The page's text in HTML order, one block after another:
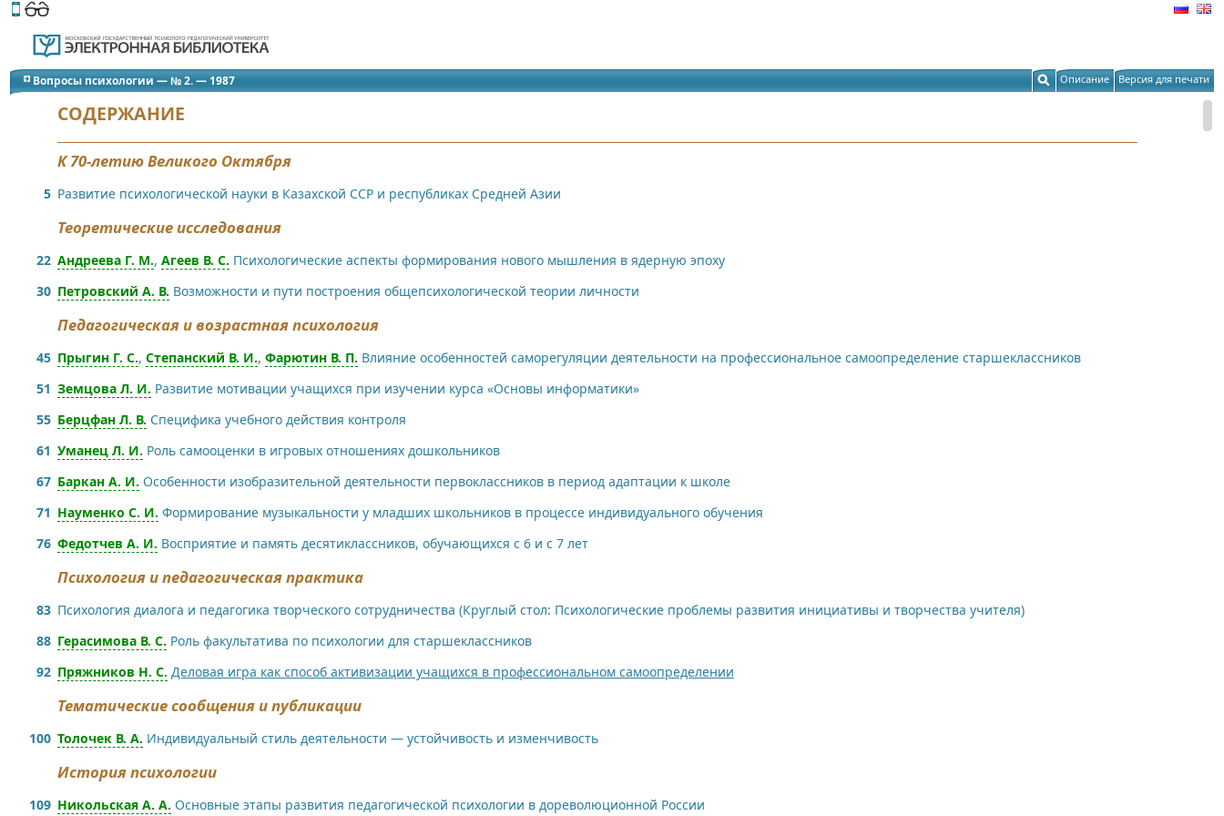
Этот сайт поддерживает
Вопросы психологии — № 2. — 1987 Описание Версия для печати
СОДЕРЖАНИЕ
К 70-летию Великого Октября
5 Развитие психологической науки в Казахской ССР и республиках Средней Азии
Теоретические исследования
22 Андреева Г. М.,Агеев В. С. Психологические аспекты формирования нового мышления в ядерную эпоху
30 Петровский А. В. Возможности и пути построения общепсихологической теории личности
Педагогическая и возрастная психология
45 Прыгин Г. С.,Степанский В. И.,Фарютин В. П. Влияние особенностей саморегуляции деятельности на профессиональное самоопределение старшеклассников
51 Земцова Л. И. Развитие мотивации учащихся при изучении курса «Основы информатики»
55 Берцфан Л. В. Специфика учебного действия контроля
61 Уманец Л. И. Роль самооценки в игровых отношениях дошкольников
67 Баркан А. И. Особенности изобразительной деятельности первоклассников в период адаптации к школе
71 Науменко С. И. Формирование музыкальности у младших школьников в процессе индивидуального обучения
76 Федотчев А. И. Восприятие и память десятиклассников, обучающихся с 6 и с 7 лет
Психология и педагогическая практика
83 Психология диалога и педагогика творческого сотрудничества (Круглый стол: Психологические проблемы развития инициативы и творчества учителя)
88 Герасимова В. С. Роль факультатива по психологии для старшеклассников
92 Пряжников Н. С. Деловая игра как способ активизации учащихся в профессиональном самоопределении
Тематические сообщения и публикации
100 Толочек В. А. Индивидуальный стиль деятельности — устойчивость и изменчивость
История психологии
109 Никольская А. А. Основные этапы развития педагогической психологии в дореволюционной России